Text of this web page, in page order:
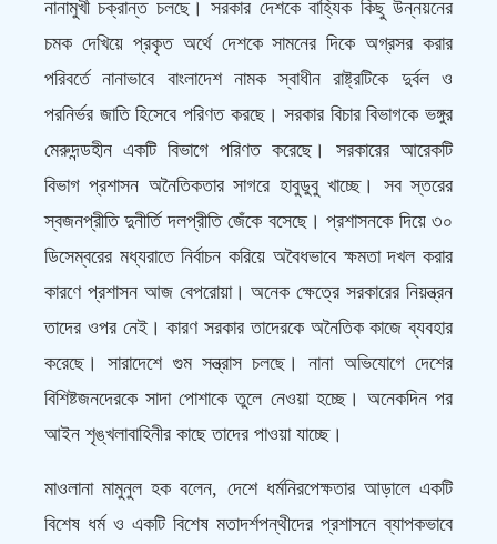
নানামুখী চক্রান্ত চলছে। সরকার দেশকে বাহ্যিক কিছু উন্নয়নের
চমক দেখিয়ে প্রকৃত অর্থে দেশকে সামনের দিকে অগ্রসর করার
পরিবর্তে নানাভাবে বাংলাদেশ নামক স্বাধীন রাষ্ট্রটিকে দুর্বল ও
পরনির্ভর জাতি হিসেবে পরিণত করছে। সরকার বিচার বিভাগকে ভঙ্গুর
মেরুদন্ডহীন একটি বিভাগে পরিণত করেছে। সরকারের আরেকটি
বিভাগ প্রশাসন অনৈতিকতার সাগরে হাবুডুবু খাচ্ছে। সব স্তরের
স্বজনপ্রীতি দুনীর্তি দলপ্রীতি জেঁকে বসেছে। প্রশাসনকে দিয়ে ৩০
ডিসেম্বরের মধ্যরাতে নির্বাচন করিয়ে অবৈধভাবে ক্ষমতা দখল করার
কারণে প্রশাসন আজ বেপরোয়া। অনেক ক্ষেত্রে সরকারের নিয়ন্ত্রন
তাদের ওপর নেই। কারণ সরকার তাদেরকে অনৈতিক কাজে ব্যবহার
করেছে। সারাদেশে গুম সন্ত্রাস চলছে। নানা অভিযোগে দেশের
বিশিষ্টজনদেরকে সাদা পোশাকে তুলে নেওয়া হচ্ছে। অনেকদিন পর
আইন শৃঙ্খলাবাহিনীর কাছে তাদের পাওয়া যাচ্ছে।
মাওলানা মামুনুল হক বলেন, দেশে ধর্মনিরপেক্ষতার আড়ালে একটি
বিশেষ ধর্ম ও একটি বিশেষ মতাদর্শপন্থীদের প্রশাসনে ব্যাপকভাবে